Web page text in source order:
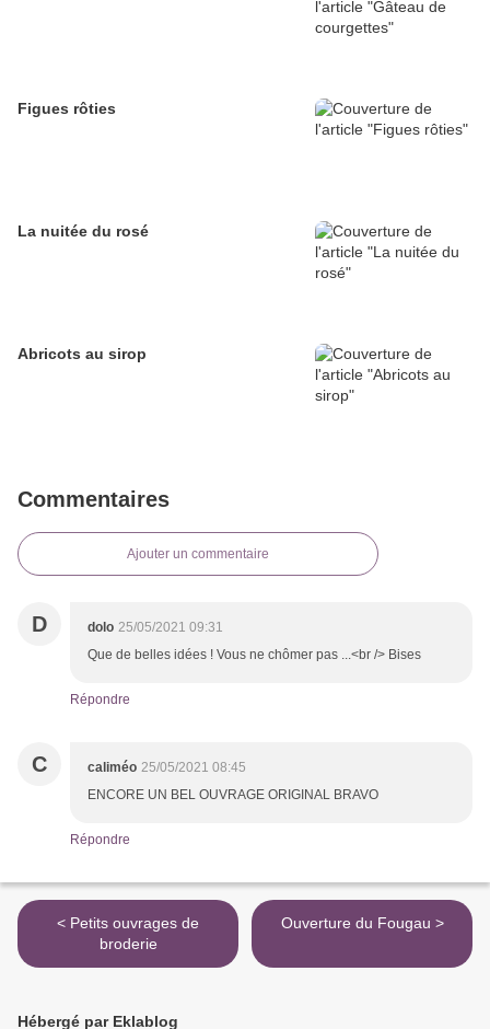
Figues rôties
La nuitée du rosé
Abricots au sirop
Commentaires
Ajouter un commentaire
D dolo 25/05/2021 09:31
Que de belles idées ! Vous ne chômer pas ...<br /> Bises
Répondre
C caliméo 25/05/2021 08:45
ENCORE UN BEL OUVRAGE ORIGINAL BRAVO
Répondre
< Petits ouvrages de
broderie
Ouverture du Fougau >
Hébergé par Eklablog